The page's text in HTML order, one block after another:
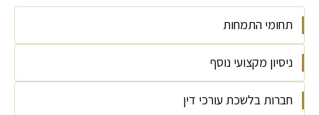
תחומי התמחות
הייטק
ניסיון מקצועי נוסף
בוגרת תכנית אופקים - תכניית המצטיינים של
חברות בלשכת עורכי דין